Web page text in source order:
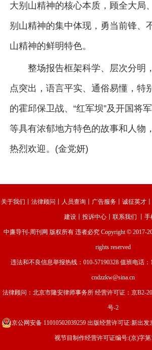
大别山精神的核心本质，顾全大局
别山精神的集中体现，勇当前锋、
山精神的鲜明特色。
整场报告框架科学、层次分明
点突出，语言平实、通俗易懂，特
的霍邱保卫战、“红军坝”及开国将
等具有浓郁地方特色的故事和人物
热烈欢迎。(金党妍)
关于我们 法律顾问 人员查询 广告服务 诚征英才
建设丨 投诉中心丨 联系我们 手
中廉导刊-周刊网 版权所有 违者必究 Copyright © 2017-
rights reserved
违法和不良信息举报热线：010-57190328 值班电话：
cndzzkw@sina.cn
法律顾问：北京市隆安律师事务所 经营许可证： 京B2-
号-2
京公网安备 11010502039259出版经营许可证:新出发
视节目制作经营许可证编号:(京)字第